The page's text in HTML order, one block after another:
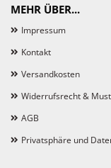
MEHR ÜBER...
Impressum
Kontakt
Versandkosten
Widerrufsrecht &
AGB
Privatsphäre und